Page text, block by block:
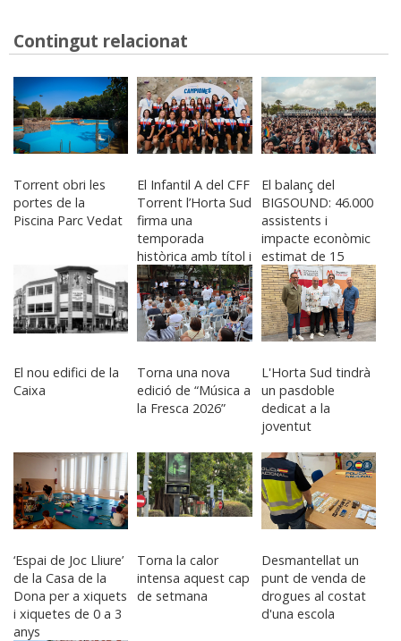
Contingut relacionat
Torrent obri les
portes de la
Piscina Parc Vedat
El Infantil A del CFF
Torrent l’Horta Sud
firma una
temporada
històrica amb títol i
ascens
El balanç del
BIGSOUND: 46.000
assistents i
impacte econòmic
estimat de 15
milions
El nou edifici de la
Caixa
Torna una nova
edició de “Música a
la Fresca 2026”
L'Horta Sud tindrà
un pasdoble
dedicat a la
joventut
‘Espai de Joc Lliure’
de la Casa de la
Dona per a xiquets
i xiquetes de 0 a 3
anys
Torna la calor
intensa aquest cap
de setmana
Desmantellat un
punt de venda de
drogues al costat
d'una escola